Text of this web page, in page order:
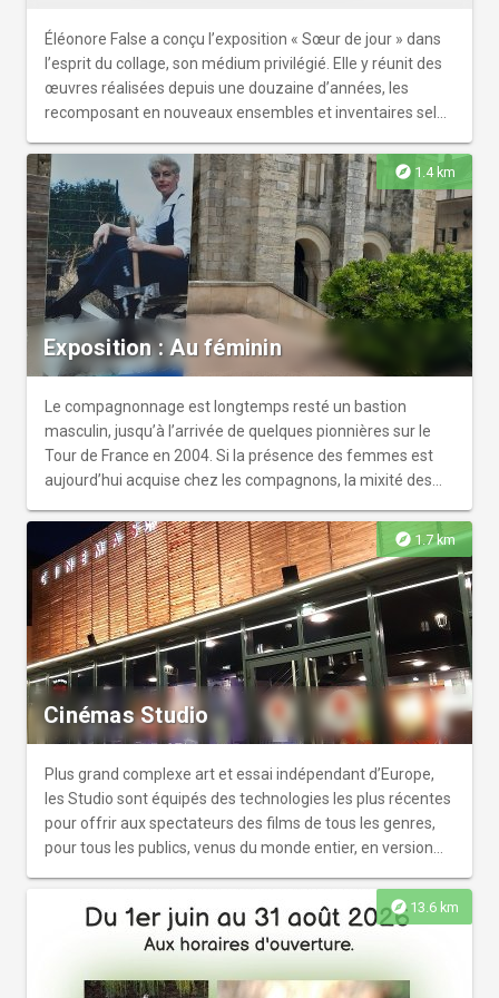
Éléonore False a conçu l’exposition « Sœur de jour » dans
l’esprit du collage, son médium privilégié. Elle y réunit des
œuvres réalisées depuis une douzaine d’années, les
recomposant en nouveaux ensembles et inventaires selon
l’exposition, une installation nous plonge dans une
évocation de l’intime, de la peau et de ses parures. Les
galeries périphériques s’ouvrent quant à elles au monde
du vivant à travers une large sélection de collages.
Herbiers et bestiaires, traités d’anatomie ou d’arts
décoratifs entrecroisent leurs formes, motifs et textures
dans des représentations hybrides où le réel se réinvente.
explore 1.4 km
Exposition : Au féminin
Le compagnonnage est longtemps resté un bastion
masculin, jusqu’à l’arrivée de quelques pionnières sur le
Tour de France en 2004. Si la présence des femmes est
aujourd’hui acquise chez les compagnons, la mixité des
secteurs… Dans cette exposition inédite qui mêle histoire,
enquêtes filmées, portraits photos, objets personnels et
chefs-d’œuvre, les parcours de femmes compagnons de
divers métiers sont mis en lumière pour montrer
comment les premières d’entre elles ont ouvert la voie et
comment, depuis 20 ans, elles trouvent et prennent leur
place au-delà des stéréotypes et du poids de l’histoire.
explore 1.7 km
Cinémas Studio
Plus grand complexe art et essai indépendant d’Europe,
les Studio sont équipés des technologies les plus récentes
pour offrir aux spectateurs des films de tous les genres,
pour tous les publics, venus du monde entier, en version
explore 13.6 km